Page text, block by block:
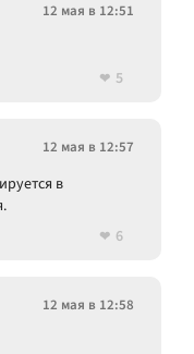
12 мая в 12:51
5
12 мая в 12:57
в
6
12 мая в 12:58